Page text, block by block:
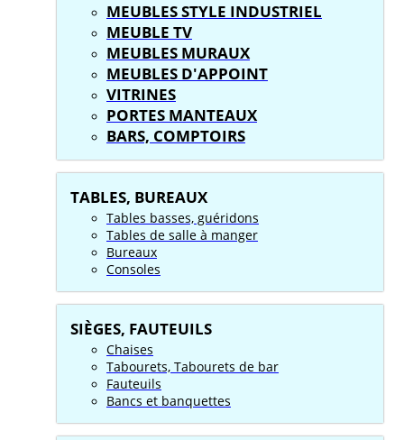
MEUBLES STYLE INDUSTRIEL
MEUBLE TV
MEUBLES MURAUX
MEUBLES D'APPOINT
VITRINES
PORTES MANTEAUX
BARS, COMPTOIRS
TABLES, BUREAUX
Tables basses, guéridons
Tables de salle à manger
Bureaux
Consoles
SIÈGES, FAUTEUILS
Chaises
Tabourets, Tabourets de bar
Fauteuils
Bancs et banquettes